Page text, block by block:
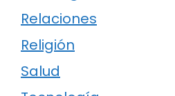
Relaciones
Religión
Salud